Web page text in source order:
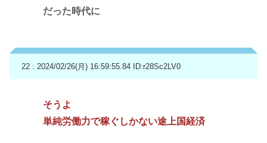
だった時代に
22 : 2024/02/26(月) 16:59:55.84 ID:r28Sc2LV0
そうよ
単純労働力で稼ぐしかない途上国経済